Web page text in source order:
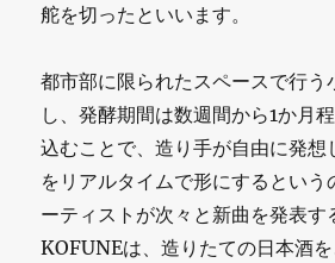
舵を切ったといいます。
都市部に限られたスペースで行う
し、発酵期間は数週間から1か月
込むことで、造り手が自由に発想
をリアルタイムで形にするという
ーティストが次々と新曲を発表す
KOFUNEは、造りたての日本酒